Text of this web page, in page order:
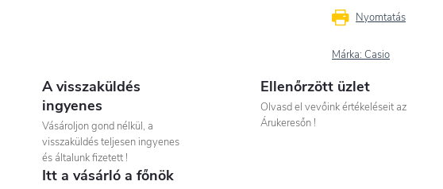
Nyomtatás
Márka: Casio
A visszaküldés
ingyenes
Vásároljon gond nélkül, a
visszaküldés teljesen ingyenes
és általunk fizetett !
Ellenőrzött üzlet
Olvasd el vevőink értékeléseit az
Árukeresőn !
Itt a vásárló a főnök